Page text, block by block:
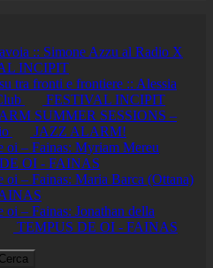
:: Simone Azzu al Radio X
INCIPIT
tra fronti e frontiere :: Alessia
FESTIVAL INCIPIT
SUMMER SESSIONS –
JAZZ ALARM!
oi – Fainas: Myriam Mereu
OI - FAINAS
oi – Fainas: Maria Barca (Ottana)
oi – Fainas: Jonathan della
TEMPUS DE OI - FAINAS